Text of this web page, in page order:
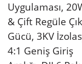
Uygulaması,
& Çift Regüle
Gücü, 3KV
4:1 Geniş Giriş